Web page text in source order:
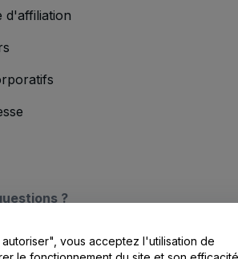
d'affiliation
?
/ Nous contacter
vous acceptez l'utilisation de